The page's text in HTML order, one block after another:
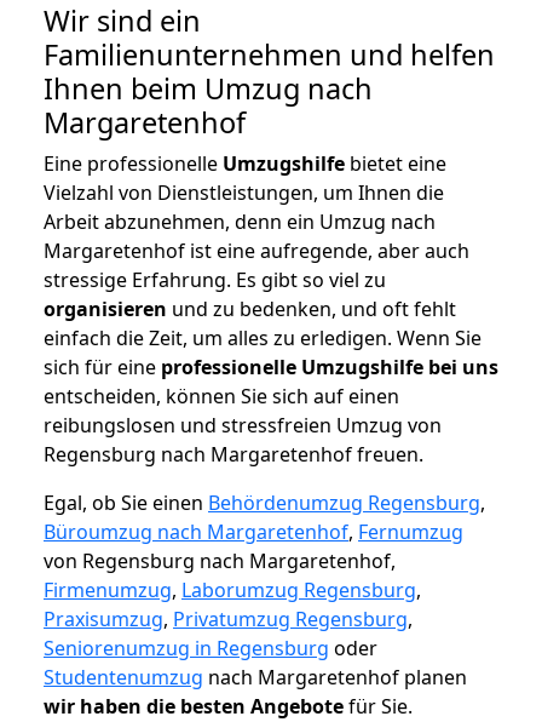
Wir sind ein
Familienunternehmen und helfen
Ihnen beim Umzug nach
Margaretenhof
Eine professionelle Umzugshilfe bietet eine
Vielzahl von Dienstleistungen, um Ihnen die
Arbeit abzunehmen, denn ein Umzug nach
Margaretenhof ist eine aufregende, aber auch
stressige Erfahrung. Es gibt so viel zu
organisieren und zu bedenken, und oft fehlt
einfach die Zeit, um alles zu erledigen. Wenn Sie
sich für eine professionelle Umzugshilfe bei uns
entscheiden, können Sie sich auf einen
reibungslosen und stressfreien Umzug von
Regensburg nach Margaretenhof freuen.
Egal, ob Sie einen Behördenumzug Regensburg,
Büroumzug nach Margaretenhof, Fernumzug
von Regensburg nach Margaretenhof,
Firmenumzug, Laborumzug Regensburg,
Praxisumzug, Privatumzug Regensburg,
Seniorenumzug in Regensburg oder
Studentenumzug nach Margaretenhof planen
wir haben die besten Angebotefür Sie.